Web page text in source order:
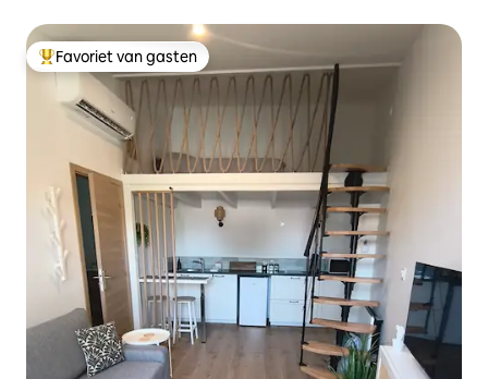
Topfavoriet van gasten
Favoriet van gasten